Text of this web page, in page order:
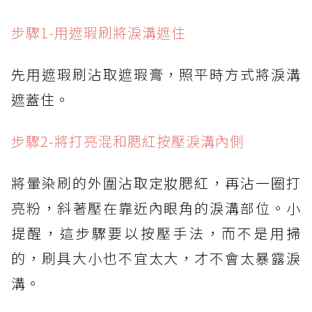
步驟1-用遮瑕刷將淚溝遮住
先用遮瑕刷沾取遮瑕膏，照平時方式將淚溝
遮蓋住。
步驟2-將打亮混和腮紅按壓淚溝內側
將暈染刷的外圍沾取定妝腮紅，再沾一圈打
亮粉，斜著壓在靠近內眼角的淚溝部位。小
提醒，這步驟要以按壓手法，而不是用掃
的，刷具大小也不宜太大，才不會太暴露淚
溝。